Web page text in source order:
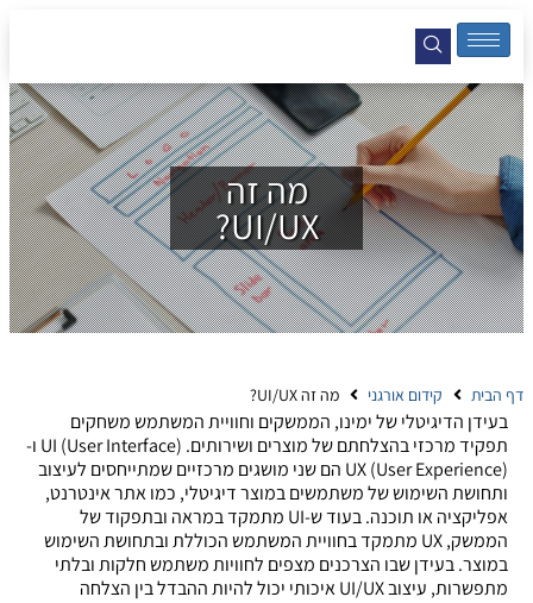
מה זה
UI/UX?
דף הבית קידום אורגני מה זה UI/UX?
בעידן הדיגיטלי של ימינו, הממשקים וחוויית המשתמש משחקים
תפקיד מרכזי בהצלחתם של מוצרים ושירותים. UI (User Interface) ו-
UX (User Experience) הם שני מושגים מרכזיים שמתייחסים לעיצוב
ותחושת השימוש של משתמשים במוצר דיגיטלי, כמו אתר אינטרנט,
אפליקציה או תוכנה. בעוד ש-UI מתמקד במראה ובתפקוד של
הממשק, UX מתמקד בחוויית המשתמש הכוללת ובתחושת השימוש
במוצר. בעידן שבו הצרכנים מצפים לחוויות משתמש חלקות ובלתי
מתפשרות, עיצוב UI/UX איכותי יכול להיות ההבדל בין הצלחה